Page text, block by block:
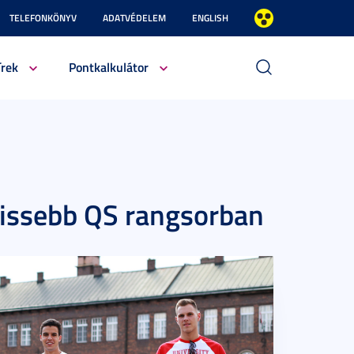
TELEFONKÖNYV ADATVÉDELEM ENGLISH
Pontkalkulátor
QS rangsorban